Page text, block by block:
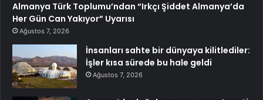
Almanya Türk Toplumu’ndan “Irkçı Şiddet Almanya’da
Her Gün Can Yakıyor” Uyarısı
Ağustos 7, 2026
İnsanları sahte bir dünyaya kilitlediler:
İşler kısa sürede bu hale geldi
Ağustos 7, 2026